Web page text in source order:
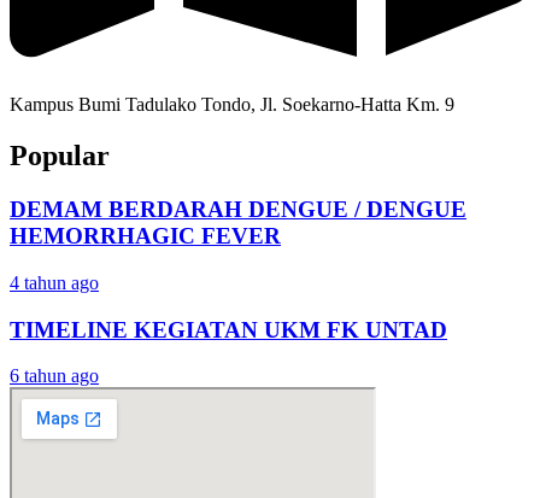
Kampus Bumi Tadulako Tondo, Jl. Soekarno-Hatta Km. 9
Popular
DEMAM BERDARAH DENGUE / DENGUE
HEMORRHAGIC FEVER
4 tahun ago
TIMELINE KEGIATAN UKM FK UNTAD
6 tahun ago